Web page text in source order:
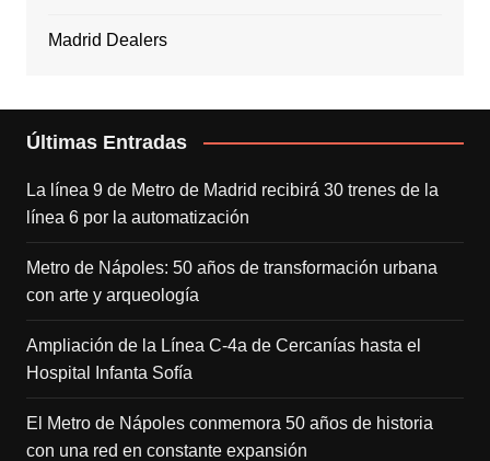
Madrid Dealers
Últimas Entradas
La línea 9 de Metro de Madrid recibirá 30 trenes de la
línea 6 por la automatización
Metro de Nápoles: 50 años de transformación urbana
con arte y arqueología
Ampliación de la Línea C-4a de Cercanías hasta el
Hospital Infanta Sofía
El Metro de Nápoles conmemora 50 años de historia
con una red en constante expansión